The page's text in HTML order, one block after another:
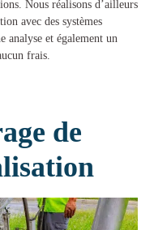
. Nous réalisons d’ailleurs
avec des systèmes
analyse et également un
frais.
de